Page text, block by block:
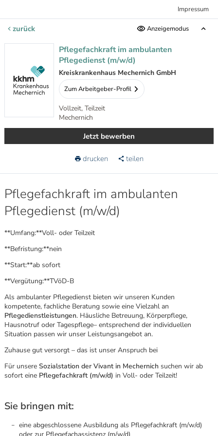
Impressum
zurück Anzeigemodus
Pflegefachkraft im ambulanten
Pflegedienst (m/w/d)
Kreiskrankenhaus Mechernich GmbH
Zum Arbeitgeber-Profil
Vollzeit, Teilzeit
Mechernich
Jetzt bewerben
drucken teilen
Pflegefachkraft im ambulanten
Pflegedienst (m/w/d)
**Umfang:**Voll- oder Teilzeit
**Befristung:**nein
**Start:**ab sofort
**Vergütung:**TVöD-B
Als ambulanter Pflegedienst bieten wir unseren Kunden
kompetente, fachliche Beratung sowie eine Vielzahl an
Pflegedienstleistungen. Häusliche Betreuung, Körperpflege,
Hausnotruf oder Tagespflege– entsprechend der individuellen
Situation passen wir unser Leistungsangebot an.
Zuhause gut versorgt – das ist unser Anspruch bei
Für unsere Sozialstation der Vivant in Mechernich suchen wir ab
sofort eine Pflegefachkraft (m/w/d) in Voll- oder Teilzeit!
Sie bringen mit:
eine abgeschlossene Ausbildung als Pflegefachkraft (m/w/d)